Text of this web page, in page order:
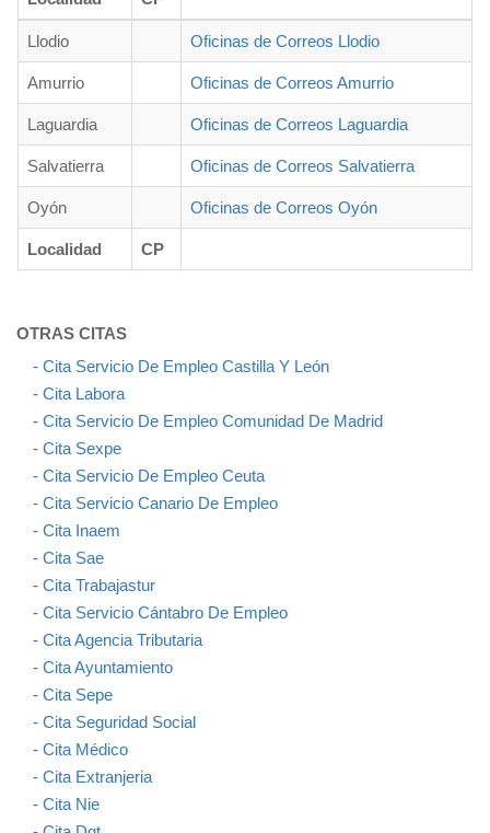
Llodio Oficinas de Correos Llodio
Amurrio Oficinas de Correos Amurrio
Laguardia Oficinas de Correos Laguardia
Salvatierra Oficinas de Correos Salvatierra
Oyón Oficinas de Correos Oyón
Localidad CP
OTRAS CITAS
- Cita Servicio De Empleo Castilla Y León
- Cita Labora
- Cita Servicio De Empleo Comunidad De Madrid
- Cita Sexpe
- Cita Servicio De Empleo Ceuta
- Cita Servicio Canario De Empleo
- Cita Inaem
- Cita Sae
- Cita Trabajastur
- Cita Servicio Cántabro De Empleo
- Cita Agencia Tributaria
- Cita Ayuntamiento
- Cita Sepe
- Cita Seguridad Social
- Cita Médico
- Cita Extranjeria
- Cita Nie